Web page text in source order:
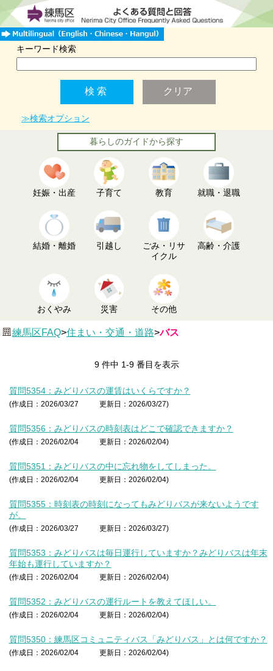
キーワード検索
≫検索オプション
暮らしのガイドから探す
妊娠・出産 子育て 教育 就職・退職
結婚・離婚 引越し
ごみ・リサ
イクル
高齢・介護
おくやみ 災害 その他
練馬区FAQ>住まい・交通・道路>バス
9 件中 1-9 番目を表示
質問5354：みどりバスの運賃はいくらですか？
(作成日：2026/03/27 更新日：2026/03/27)
質問5356：みどりバスの時刻表はどこで確認できますか？
(作成日：2026/02/04 更新日：2026/02/04)
質問5351：みどりバスの中に忘れ物をしてしまった。
(作成日：2026/02/04 更新日：2026/02/04)
質問5355：時刻表の時刻になってもみどりバスが来ないようです
が。
(作成日：2026/03/27 更新日：2026/03/27)
質問5353：みどりバスは毎日運行していますか？みどりバスは年末
年始も運行していますか？
(作成日：2026/02/04 更新日：2026/02/04)
質問5352：みどりバスの運行ルートを教えてほしい。
(作成日：2026/02/04 更新日：2026/02/04)
質問5350：練馬区コミュニティバス「みどりバス」とは何ですか？
(作成日：2026/02/04 更新日：2026/02/04)